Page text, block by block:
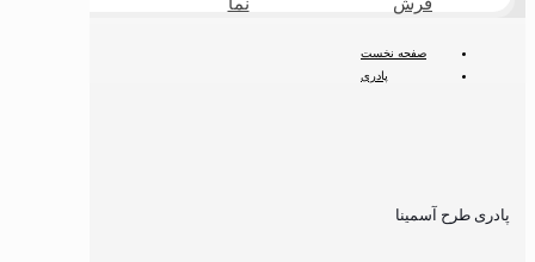
صفحه نخست
پادری
پادری طرح آسمینا